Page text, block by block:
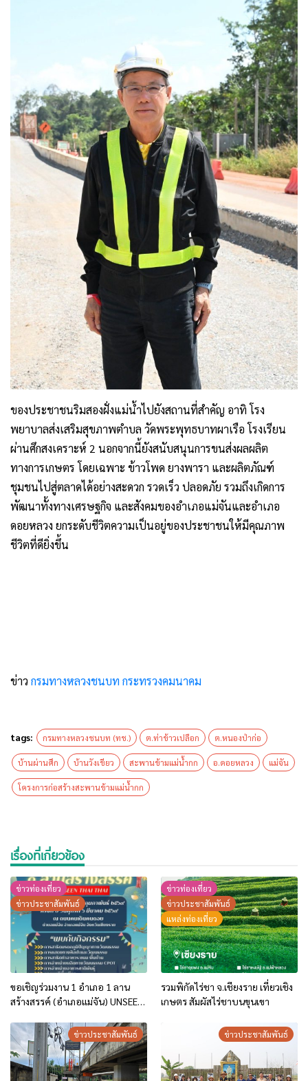
ของประชาชนริมสองฝั่งแม่น้ำไปยังสถานที่สำคัญ อาทิ โรง
พยาบาลส่งเสริมสุขภาพตำบล วัดพระพุทธบาทผาเรือ โรงเรียน
ผ่านศึกสงเคราะห์ 2 นอกจากนี้ยังสนับสนุนการขนส่งผลผลิต
ทางการเกษตร โดยเฉพาะ ข้าวโพด ยางพารา และผลิตภัณฑ์
ชุมชนไปสู่ตลาดได้อย่างสะดวก รวดเร็ว ปลอดภัย รวมถึงเกิดการ
พัฒนาทั้งทางเศรษฐกิจ และสังคมของอำเภอแม่จันและอำเภอ
ดอยหลวง ยกระดับชีวิตความเป็นอยู่ของประชาชนให้มีคุณภาพ
ชีวิตที่ดียิ่งขึ้น
ข่าว กรมทางหลวงชนบท กระทรวงคมนาคม
tags: กรมทางหลวงชนบท (ทช.) ต.ท่าข้าวเปลือก ต.หนองป่าก่อ
บ้านผ่านศึก บ้านวังเขียว สะพานข้ามแม่น้ำกก อ.ดอยหลวง แม่จัน
โครงการก่อสร้างสะพานข้ามแม่น้ำกก
เรื่องที่เกี่ยวข้อง
ข่าวท่องเที่ยว
ข่าวประชาสัมพันธ์
ขอเชิญร่วมงาน 1 อำเภอ 1 ลาน
สร้างสรรค์ (อำเภอแม่จัน) UNSEEN
ข่าวท่องเที่ยว
ข่าวประชาสัมพันธ์
แหล่งท่องเที่ยว
รวมพิกัดไร่ชา จ.เชียงราย เที่ยวเชิง
เกษตร สัมผัสไร่ชาบนขุนเขา
ข่าวประชาสัมพันธ์ ข่าวประชาสัมพันธ์